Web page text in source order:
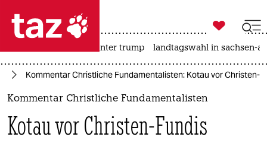
 taz zahl ich
taz zahl ich
politik

taz zahl ich
usa unter trump landtagswahl in sachsen-
Kommentar Christliche Fundamentalisten: Kotau vor Christen-
Kommentar Christliche Fundamentalisten
Kotau vor Christen-Fundis